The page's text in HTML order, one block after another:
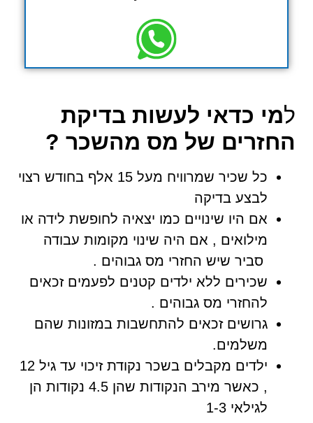
למי כדאי לעשות בדיקת
החזרים של מס מהשכר ?
כל שכיר שמרוויח מעל 15 אלף בחודש רצוי
לבצע בדיקה
אם היו שינויים כמו יצאיה לחופשת לידה או
מילואים , אם היה שינוי מקומות עבודה
סביר שיש החזרי מס גבוהים .
שכירים ללא ילדים קטנים לפעמים זכאים
להחזרי מס גבוהים .
גרושים זכאים להתחשבות במזונות שהם
משלמים.
ילדים מקבלים בשכר נקודת זיכוי עד גיל 12
, כאשר מירב הנקודות שהן 4.5 נקודות הן
לגילאי 1-3